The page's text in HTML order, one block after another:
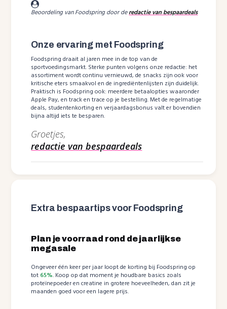
Beoordeling van Foodspring door deredactie van bespaardeals
Onze ervaring met Foodspring
Foodspring draait al jaren mee in de top van de
sportvoedingsmarkt. Sterke punten volgens onze redactie: het
assortiment wordt continu vernieuwd, de snacks zijn ook voor
kritische eters smaakvol en de ingrediëntenlijsten zijn duidelijk.
Praktisch is Foodspring ook: meerdere betaalopties waaronder
Apple Pay, en track en trace op je bestelling. Met de regelmatige
deals, studentenkorting en verjaardagsbonus valt er bovendien
bijna altijd iets te besparen.
Groetjes,
redactie van bespaardeals
Extra bespaartips voor Foodspring
Plan je voorraad rond de jaarlijkse
megasale
Ongeveer één keer per jaar loopt de korting bij Foodspring op
tot 65%. Koop op dat moment je houdbare basics zoals
proteïnepoeder en creatine in grotere hoeveelheden, dan zit je
maanden goed voor een lagere prijs.